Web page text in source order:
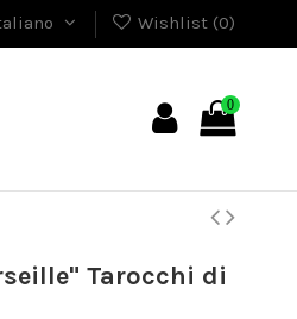
Wishlist (0)
0
Tarocchi di